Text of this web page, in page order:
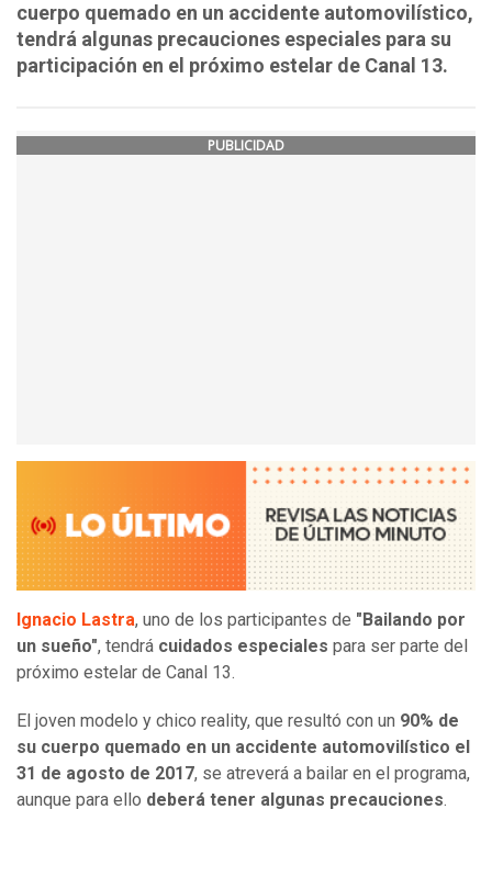
cuerpo quemado en un accidente automovilístico,
tendrá algunas precauciones especiales para su
participación en el próximo estelar de Canal 13.
PUBLICIDAD
Ignacio Lastra, uno de los participantes de "Bailando por
un sueño", tendrá cuidados especiales para ser parte del
próximo estelar de Canal 13.
El joven modelo y chico reality, que resultó con un 90% de
su cuerpo quemado en un accidente automovilístico el
31 de agosto de 2017, se atreverá a bailar en el programa,
aunque para ello deberá tener algunas precauciones.